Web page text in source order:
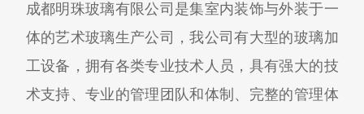
成都明珠玻璃有限公司是集室内装饰与外装于一
体的艺术玻璃生产公司，我公司有大型的玻璃加
工设备，拥有各类专业技术人员，具有强大的技
术支持、专业的管理团队和体制、完整的管理体